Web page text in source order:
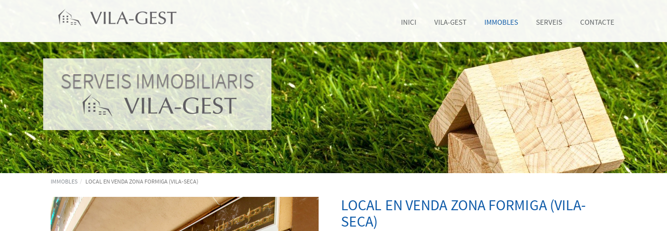
INICI VILA-GEST IMMOBLES SERVEIS CONTACTE
SERVEIS IMMOBILIARIS
IMMOBLES LOCAL EN VENDA ZONA FORMIGA (VILA-SECA)
LOCAL EN VENDA ZONA FORMIGA (VILA-
SECA)